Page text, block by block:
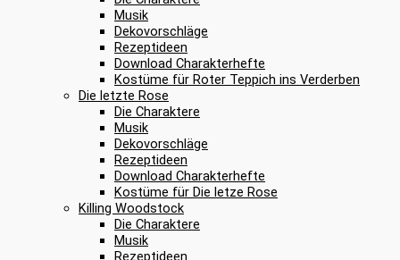
Musik
Dekovorschläge
Rezeptideen
Download Charakterhefte
Kostüme für Roter Teppich ins Verderben
Die letzte Rose
Die Charaktere
Musik
Dekovorschläge
Rezeptideen
Download Charakterhefte
Kostüme für Die letze Rose
Killing Woodstock
Die Charaktere
Musik
Rezeptideen